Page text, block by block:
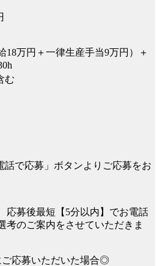
18万円＋一律生産手当9万円）＋
む
話で応募」ボタンよりご応募をお
応募後最短【5分以内】でお電話
考のご案内をさせていただきま
応募いただいた場合◎